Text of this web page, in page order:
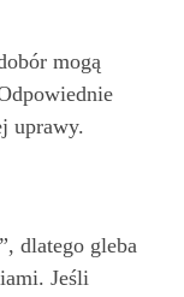
mogą
uprawy.
dlatego gleba
Jeśli